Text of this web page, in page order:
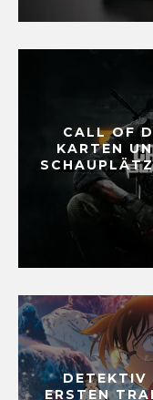
CALL OF
KARTEN
DETEKTIV
ERSTEN